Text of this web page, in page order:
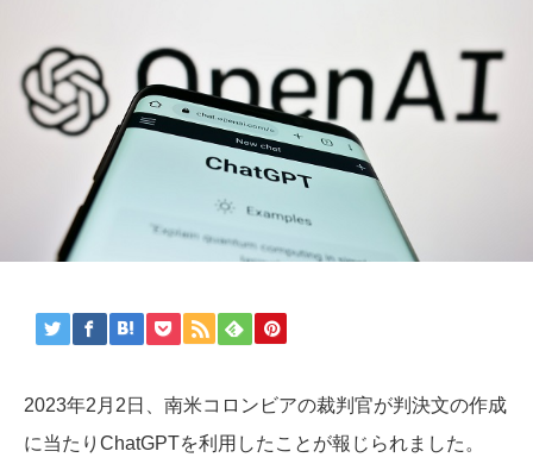
2023年2月2日、南米コロンビアの裁判官が判決文の作成
に当たりChatGPTを利用したことが報じられました。